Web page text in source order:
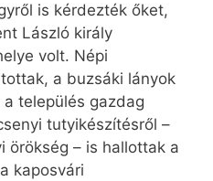
is kérdezték őket,
László király
volt. Népi
a buzsáki lányok
település gazdag
tutyikészítésről –
örökség – is hallottak a
kaposvári